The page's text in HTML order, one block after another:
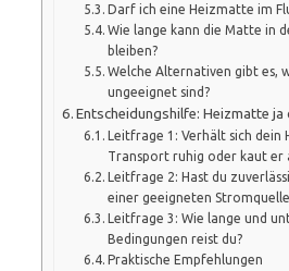
Darf ich eine Heizmatte im
Wie lange kann die Matte in
bleiben?
Welche Alternativen gibt es,
ungeeignet sind?
Entscheidungshilfe: Heizmatte ja
Leitfrage 1: Verhält sich dein
Transport ruhig oder kaut er
Leitfrage 2: Hast du
einer geeigneten
Leitfrage 3: Wie lange und
Bedingungen reist du?
Praktische Empfehlungen